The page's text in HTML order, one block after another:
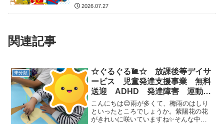
市 船橋市
2026.07.27
関連記事
未分類
☆ぐるぐる🐌☆ 放課後等デイサ
ービス 児童発達支援事業 無料
送迎 ADHD 発達障害 運動療
育 市川市 船橋市
こんにちは😊雨が多くて、梅雨のはしり
といったところでしょうか。紫陽花の花
がきれいに咲いていますね✨そんな中プ